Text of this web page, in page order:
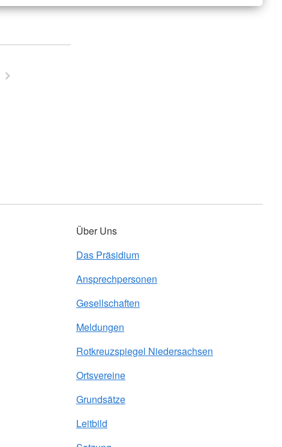
Über Uns
Das Präsidium
Ansprechpersonen
Gesellschaften
Meldungen
Rotkreuzspiegel Niedersachsen
Ortsvereine
Grundsätze
Leitbild